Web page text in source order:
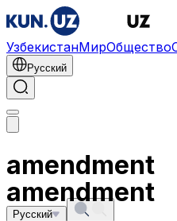
УзбекистанМирОбщество
Русский
amendment
Русский
amendment